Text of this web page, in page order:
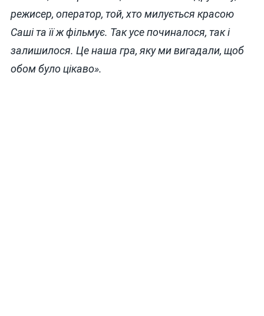
режисер, оператор, той, хто милується красою
Саші та її ж фільмує. Так усе починалося, так і
залишилося. Це наша гра, яку ми вигадали, щоб
обом було цікаво».